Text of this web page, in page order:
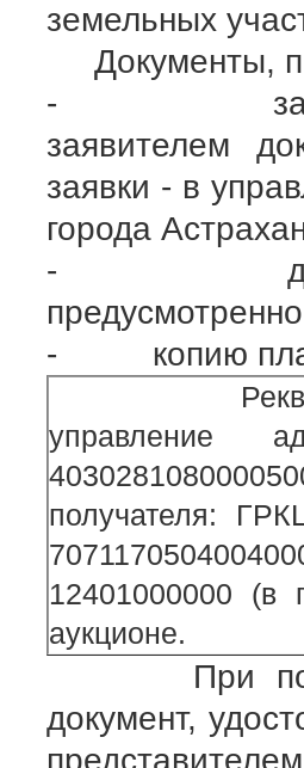
земельных
Документы,
- заявка на
заявителем
заявки - в
города
- договор
- копию
Реквизиты
получателя:
12401000000 (в
аукционе.
При подаче
документ,